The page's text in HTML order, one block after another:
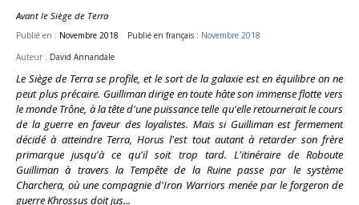
Avant le Siège de Terra
Publié en : Novembre 2018 Publié en français : Novembre 2018
Auteur : David Annandale
Le Siège de Terra se profile, et le sort de la galaxie est en équilibre on ne
peut plus précaire. Guilliman dirige en toute hâte son immense flotte vers
le monde Trône, à la tête d'une puissance telle qu'elle retournerait le cours
de la guerre en faveur des loyalistes. Mais si Guilliman est fermement
décidé à atteindre Terra, Horus l'est tout autant à retarder son frère
primarque jusqu'à ce qu'il soit trop tard. L'itinéraire de Roboute
Guilliman à travers la Tempête de la Ruine passe par le système
Charchera, où une compagnie d'Iron Warriors menée par le forgeron de
guerre Khrossus doit jus...